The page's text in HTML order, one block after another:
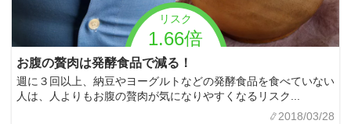
リスク
1.66倍
お腹の贅肉は発酵食品で減る！
週に３回以上、納豆やヨーグルトなどの発酵食品を食べていない
人は、人よりもお腹の贅肉が気になりやすくなるリスク...
2018/03/28